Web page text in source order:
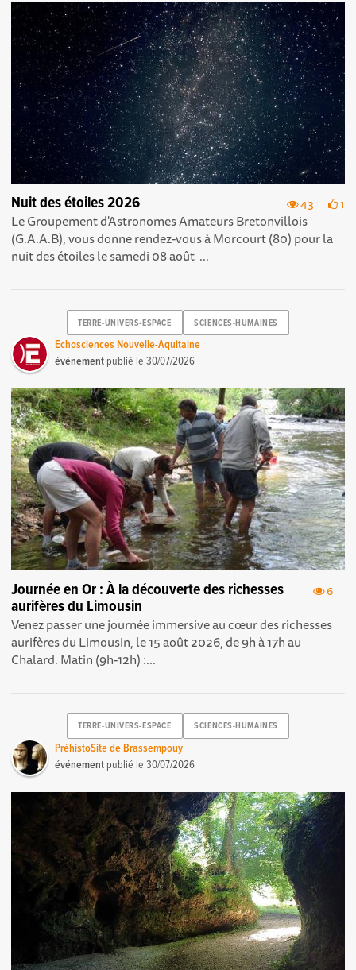
43 1
Nuit des étoiles 2026
Le Groupement d'Astronomes Amateurs Bretonvillois
(G.A.A.B), vous donne rendez-vous à Morcourt (80) pour la
nuit des étoiles le samedi 08 août ...
TERRE-UNIVERS-ESPACE SCIENCES-HUMAINES
Echosciences Nouvelle-Aquitaine
événement publié le30/07/2026
6
Journée en Or : À la découverte des richesses
aurifères du Limousin
Venez passer une journée immersive au cœur des richesses
aurifères du Limousin, le 15 août 2026, de 9h à 17h au
Chalard. Matin (9h-12h) :...
TERRE-UNIVERS-ESPACE SCIENCES-HUMAINES
PréhistoSite de Brassempouy
événement publié le30/07/2026